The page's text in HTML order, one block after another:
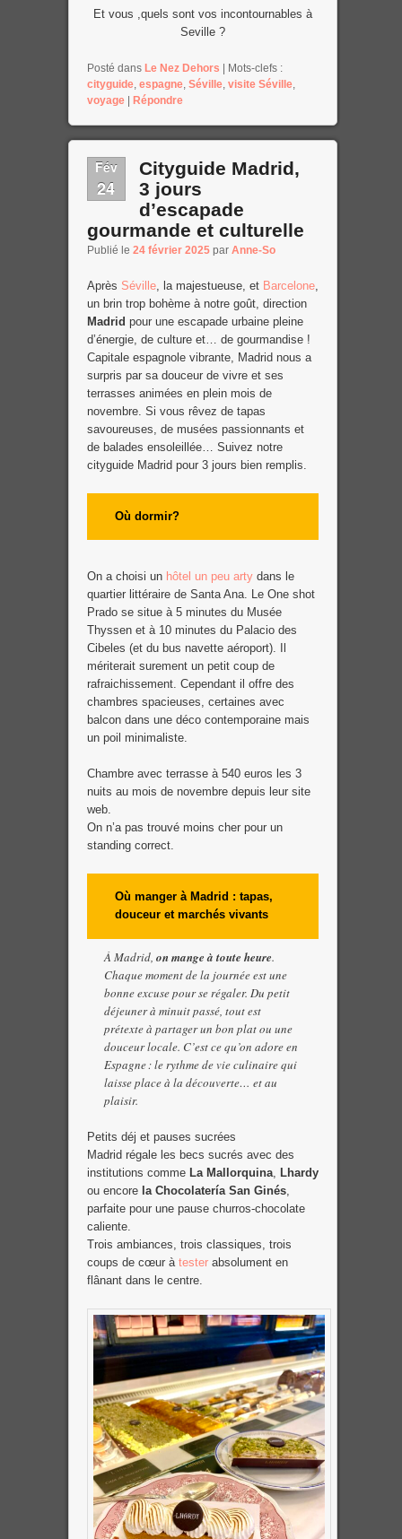
Et vous ,quels sont vos incontournables à
Seville ?
Posté dans Le Nez Dehors | Mots-clefs :
cityguide, espagne, Séville, visite Séville,
voyage | Répondre
Fév
24
Cityguide Madrid,
3 jours
d’escapade
gourmande et culturelle
Publié le 24 février 2025 par Anne-So
Après Séville, la majestueuse, et Barcelone,
un brin trop bohème à notre goût, direction
Madrid pour une escapade urbaine pleine
d’énergie, de culture et… de gourmandise !
Capitale espagnole vibrante, Madrid nous a
surpris par sa douceur de vivre et ses
terrasses animées en plein mois de
novembre. Si vous rêvez de tapas
savoureuses, de musées passionnants et
de balades ensoleillée… Suivez notre
cityguide Madrid pour 3 jours bien remplis.
Où dormir?
On a choisi un hôtel un peu artydans le
quartier littéraire de Santa Ana. Le One shot
Prado se situe à 5 minutes du Musée
Thyssen et à 10 minutes du Palacio des
Cibeles (et du bus navette aéroport). Il
mériterait surement un petit coup de
rafraichissement. Cependant il offre des
chambres spacieuses, certaines avec
balcon dans une déco contemporaine mais
un poil minimaliste.
Chambre avec terrasse à 540 euros les 3
nuits au mois de novembre depuis leur site
web.
On n’a pas trouvé moins cher pour un
standing correct.
Où manger à Madrid : tapas,
douceur et marchés vivants
À Madrid,on mange à toute heure.
Chaque moment de la journée est une
bonne excuse pour se régaler. Du petit
déjeuner à minuit passé, tout est
prétexte à partager un bon plat ou une
douceur locale. C’est ce qu’on adore en
Espagne : le rythme de vie culinaire qui
laisse place à la découverte… et au
plaisir.
Petits déj et pauses sucrées
Madrid régale les becs sucrés avec des
institutions comme La Mallorquina, Lhardy
ou encore la Chocolatería San Ginés,
parfaite pour une pause churros-chocolate
caliente.
Trois ambiances, trois classiques, trois
coups de cœur à testerabsolument en
flânant dans le centre.